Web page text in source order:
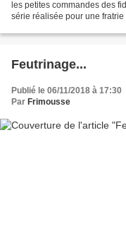
les petites commandes des
série réalisée pour une
Feutrinage...
Publié le 06/11/2018 à 17:30
Par Frimousse